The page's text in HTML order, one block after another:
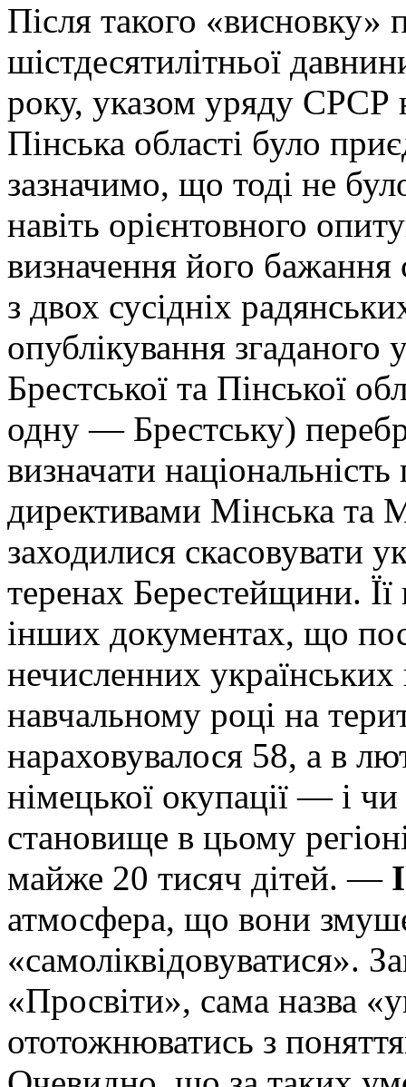
Після такого «висновку»
шістдесятилітньої
року, указом уряду СРСР
Пінська області було
зазначимо, що тоді не
навіть орієнтовного
визначення його бажання
з двох сусідніх
опублікування згаданого
Брестської та Пінської
одну — Брестську)
визначати
директивами Мінська та
заходилися скасовувати
теренах Берестейщини. Її
інших документах, що
нечисленних
навчальному році на
нараховувалося 58, а в
німецької окупації — і
становище в цьому
майже 20 тисяч дітей. —
атмосфера, що вони
«самоліквідовуватися».
«Просвіти», сама назва
ототожнюватись з